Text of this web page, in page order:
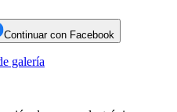
Continuar con Facebook
galería